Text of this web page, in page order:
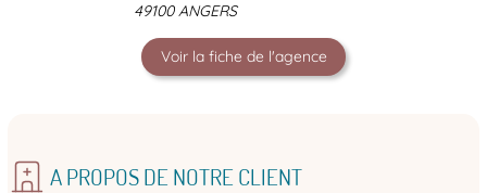
49100 ANGERS
Voir la fiche de l'agence
A PROPOS DE NOTRE CLIENT